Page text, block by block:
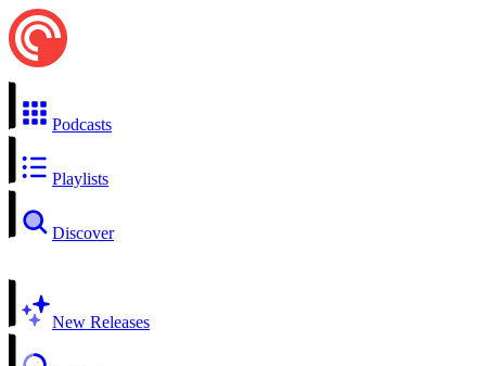
Podcasts
Playlists
Discover
New Releases